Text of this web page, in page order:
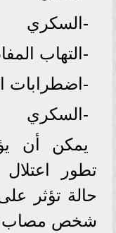
-السكري
-التهاب
-اضطرابات
-السكري
يمكن أن
تطور
شخص مصاب